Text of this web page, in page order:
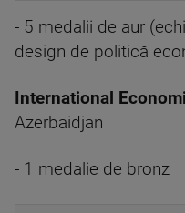
- 5 medalii de aur
design de politică
International
Azerbaidjan
- 1 medalie de bronz